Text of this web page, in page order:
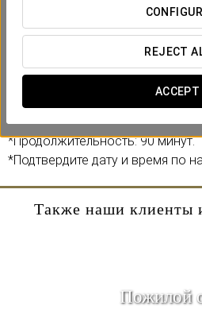
REJECT
ACCEPT
Полный уход за лицом,
экстракцией, а затем
Добавьте эту процедуру в
вашего пребывания, чтобы
*Продолжительность: 90 минут.
*Подтвердите дату и время по
Также наши клиенты
Пожилой